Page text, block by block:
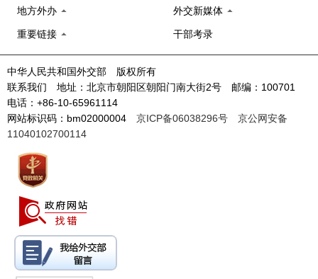
地方外办 外交新媒体
重要链接 干部考录
中华人民共和国外交部 版权所有
联系我们 地址：北京市朝阳区朝阳门南大街2号 邮编：100701
电话：+86-10-65961114
网站标识码：bm02000004 京ICP备06038296号
京公网安备
11040102700114